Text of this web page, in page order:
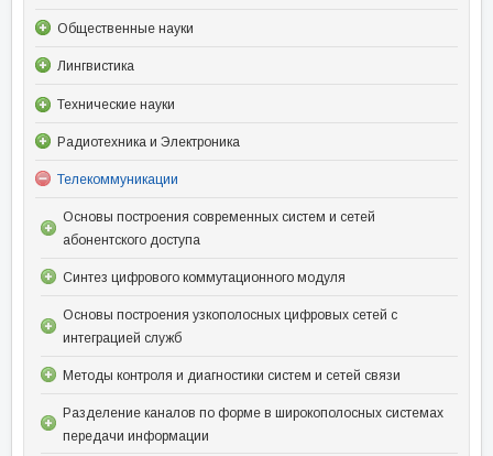
Общественные науки
Лингвистика
Технические науки
Радиотехника и Электроника
Телекоммуникации
Основы построения современных систем и сетей
абонентского доступа
Синтез цифрового коммутационного модуля
Основы построения узкополосных цифровых сетей с
интеграцией служб
Методы контроля и диагностики систем и сетей связи
Разделение каналов по форме в широкополосных системах
передачи информации